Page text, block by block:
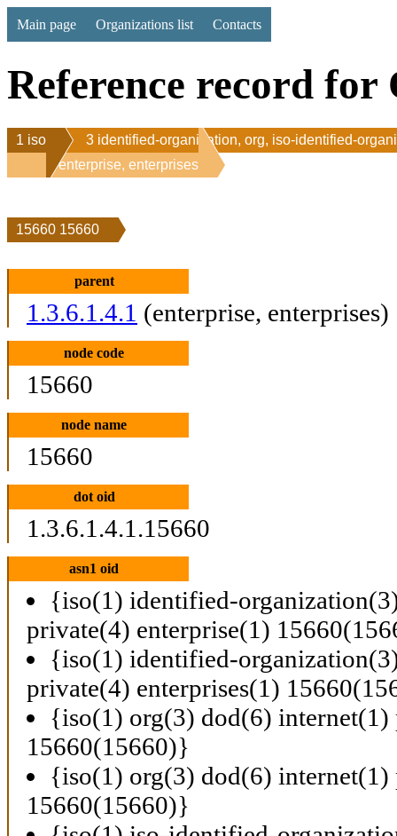
Main page Organizations list Contacts
Reference record for
1 iso
3 identified-organization, org, iso-identified-
1 enterprise, enterprises
15660 15660
parent
1.3.6.1.4.1 (enterprise, enterprises)
node code
15660
node name
15660
dot oid
1.3.6.1.4.1.15660
asn1 oid
{iso(1) identified-
private(4) enterprise(1)
{iso(1) identified-
private(4) enterprises(1)
{iso(1) org(3) dod(6) internet(1)
15660(15660)}
{iso(1) org(3) dod(6) internet(1)
15660(15660)}